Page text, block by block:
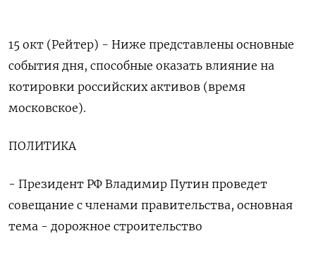
15 окт (Рейтер) - Ниже представлены основные
события дня, способные оказать влияние на
котировки российских активов (время
московское).
ПОЛИТИКА
- Президент РФ Владимир Путин проведет
совещание с членами правительства, основная
тема - дорожное строительство